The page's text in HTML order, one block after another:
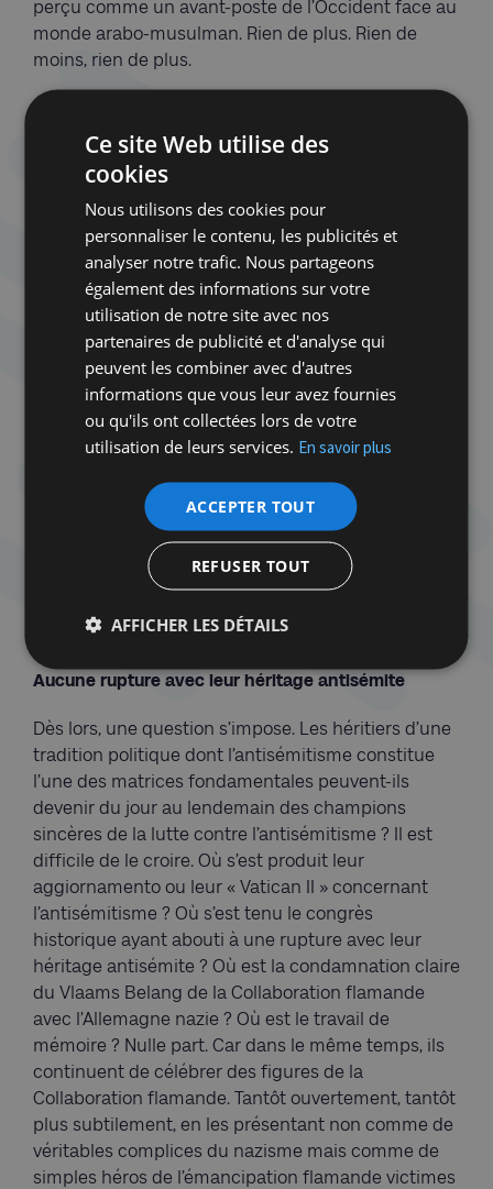
perçu comme un avant-poste de l’Occident face au
monde arabo-musulman. Rien de plus. Rien de
moins, rien de plus.
que la majorité des Juifs entretiennent avec Israël.
Elle révèle surtout une profonde ignorance
historique. Ou peut-être un refus de savoir. Car le
sionisme est notamment né de l’antisémitisme
européen. Il est apparu parce que les Juifs avaient
appris, parfois dans leur chair, ce que produisaient
les idéologies nationalistes d’extrême droite
lorsqu’elles décidaient de les exclure.
Les dirigeants du Vlaams Belang n’aiment pas
Israël pour les raisons qui ont conduit les Juifs à le
créer. Ils ne voient pas dans l’État juif
l’aboutissement d’une aspiration nationale née de
leurs propres obsessions. Leur Israël n’est pas celui
de Herzl. Ce n’est pas celui de Ben Gourion. Ce n’est
même pas celui que défendent aujourd’hui la
plupart des Israéliens. C’est une forteresse
fantasmée de l’Occident chrétien. Une caricature.
Aucune rupture avec leur héritage antisémite
Dès lors, une question s’impose. Les héritiers d’une
tradition politique dont l’antisémitisme constitue
l’une des matrices fondamentales peuvent-ils
devenir du jour au lendemain des champions
sincères de la lutte contre l’antisémitisme ? Il est
difficile de le croire. Où s’est produit leur
aggiornamento ou leur « Vatican II » concernant
l’antisémitisme ? Où s’est tenu le congrès
historique ayant abouti à une rupture avec leur
héritage antisémite ? Où est la condamnation claire
du Vlaams Belang de la Collaboration flamande
avec l’Allemagne nazie ? Où est le travail de
mémoire ? Nulle part. Car dans le même temps, ils
continuent de célébrer des figures de la
Collaboration flamande. Tantôt ouvertement, tantôt
plus subtilement, en les présentant non comme de
véritables complices du nazisme mais comme de
simples héros de l’émancipation flamande victimes
Ce site Web utilise des
cookies
Nous utilisons des cookies pour
personnaliser le contenu, les publicités et
analyser notre trafic. Nous partageons
également des informations sur votre
utilisation de notre site avec nos
partenaires de publicité et d'analyse qui
peuvent les combiner avec d'autres
informations que vous leur avez fournies
ou qu'ils ont collectées lors de votre
utilisation de leurs services. En savoir plus
ACCEPTER TOUT
REFUSER TOUT
AFFICHER LES DÉTAILS